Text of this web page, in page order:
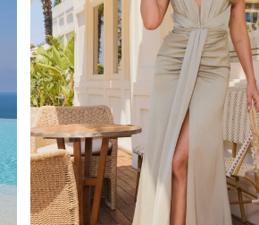
/ BRETELLES
DES MANCHES
MANCHES
CATÉGORIES
POPULAIRES
POUR LE MARIAGE
NOUVEAUTÉS